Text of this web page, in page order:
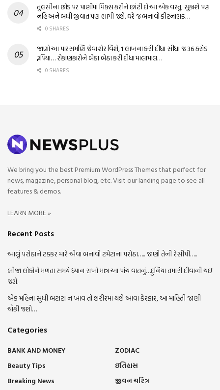
તુલસીના છોડ પર પાણીમાં મિક્સ કરીને છાંટી દો આ એક વસ્તુ, સુકાશે પણ
નહિ અને બધી જીવાત પણ ભાગી જશે. ઘરે જ બનાવો કીટનાશક…
0 SHARES
જાણો આ પારસમણિ જેવા શેર વિશે, 1 લાખના કરી દીધા સીધા જ 36 કરોડ
રૂપિયા… રોકાણકારોને બેઠા બેઠા કરી દીધા માલામાલ…
0 SHARES
We bring you the best Premium WordPress Themes that perfect for
news, magazine, personal blog, etc. Visit our landing page to see all
features & demos.
LEARN MORE »
Recent Posts
આલું પરોઠાને ટક્કર મારે એવા બનાવો ટમેટાના પરોઠા….. જાણો તેની રેસીપી…..
બીજા લોકોને મળતા સમયે ધ્યાન રાખો માત્ર આ પાંચ વાતનું…દુનિયા તમારી દીવાની થઇ
જશે.
એક મહિના સુધી બટાટા ન ખાવ તો શરીરમાં થશે આવા ફેરફાર, આ માહિતી જાણી
ચોંકી જશો…
Categories
BANK AND MONEY
Beauty Tips
Breaking News
ZODIAC
ઇતિહાસ
જીવન ચરિત્ર